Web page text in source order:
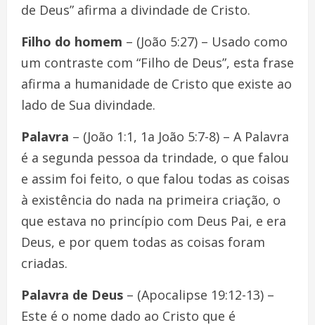
de Deus” afirma a divindade de Cristo.
Filho do homem – (João 5:27) – Usado como
um contraste com “Filho de Deus”, esta frase
afirma a humanidade de Cristo que existe ao
lado de Sua divindade.
Palavra – (João 1:1, 1a João 5:7-8) – A Palavra
é a segunda pessoa da trindade, o que falou
e assim foi feito, o que falou todas as coisas
à existência do nada na primeira criação, o
que estava no princípio com Deus Pai, e era
Deus, e por quem todas as coisas foram
criadas.
Palavra de Deus – (Apocalipse 19:12-13) –
Este é o nome dado ao Cristo que é